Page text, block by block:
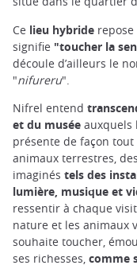
Ce lieu hybride
signifie "toucher la
découle d’ailleurs le
"nifureru".
Nifrel entend
et du musée auxquels
présente de façon
animaux terrestres,
imaginés tels des
lumière, musique et
ressentir à chaque
nature et les animaux
souhaite toucher,
ses richesses, comme